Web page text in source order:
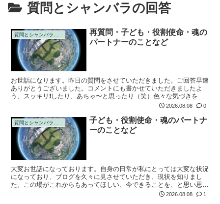
質問とシャンバラの回答
再質問・子ども・役割使命・魂の
パートナーのことなど
お世話になります。昨日の質問をさせていただきました。ご回答早速
ありがとうございました。コメントにも書かせていただきましたよ
う、スッキリ❗️したり、あちゃ〜と思ったり（笑）色々な気づきをい
ただきました。そしてその上で再度お願い致します。 ①前回①の質
2026.08.08 0
質問とシャンバラの回答
子ども・役割使命・魂のパートナ
ーのことなど
大変お世話になっております。自身の日常が私にとっては大変な状況
になっており、ブログを久々に見させていただき、現状を知りまし
た。この場がこれからもあってほしい、今できることを、と思い思い
切ってまた質問させていただきます。あまりにプライベート暴露すぎ
2026.08.08 1